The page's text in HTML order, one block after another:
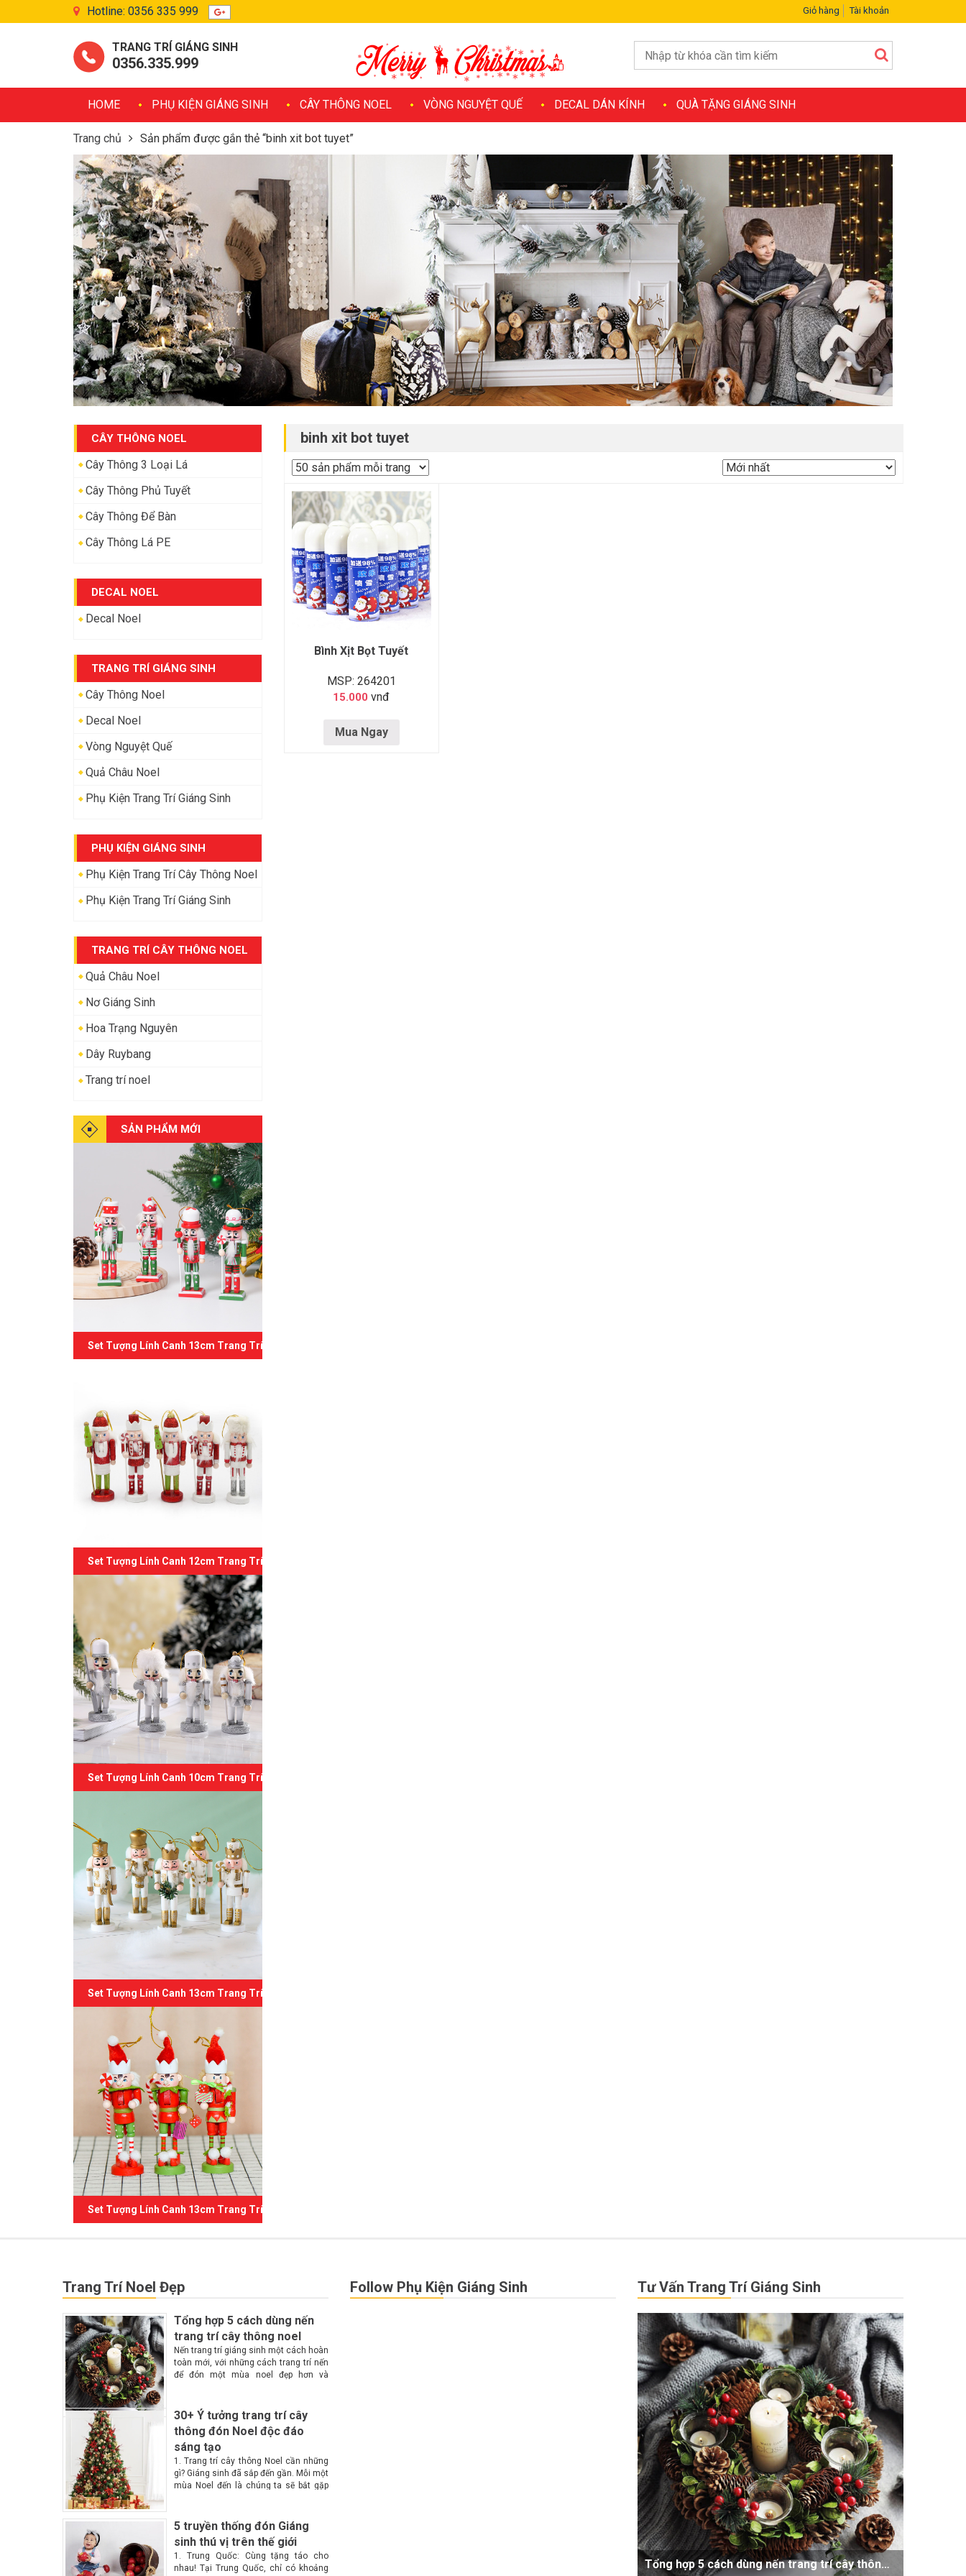
Hotline: 0356 335 999 Giỏ hàng Tài khoản
TRANG TRÍ GIÁNG SINH
0356.335.999
HOME PHỤ KIỆN GIÁNG SINH CÂY THÔNG NOEL VÒNG NGUYỆT QUẾ DECAL DÁN KÍNH QUÀ TẶNG GIÁNG SINH
Trang chủ Sản phẩm được gắn thẻ “binh xit bot tuyet”
CÂY THÔNG NOEL
Cây Thông 3 Loại Lá
Cây Thông Phủ Tuyết
Cây Thông Để Bàn
Cây Thông Lá PE
DECAL NOEL
Decal Noel
TRANG TRÍ GIÁNG SINH
Cây Thông Noel
Decal Noel
Vòng Nguyệt Quế
Quả Châu Noel
Phụ Kiện Trang Trí Giáng Sinh
PHỤ KIỆN GIÁNG SINH
Phụ Kiện Trang Trí Cây Thông Noel
Phụ Kiện Trang Trí Giáng Sinh
TRANG TRÍ CÂY THÔNG NOEL
Quả Châu Noel
Nơ Giáng Sinh
Hoa Trạng Nguyên
Dây Ruybang
Trang trí noel
SẢN PHẨM MỚI
Set Tượng Lính Canh 13cm Trang Trí Giáng Sinh 07
Set Tượng Lính Canh 12cm Trang Trí Giáng Sinh 06
Set Tượng Lính Canh 10cm Trang Trí Giáng Sinh 04
Set Tượng Lính Canh 13cm Trang Trí Giáng Sinh 03
Set Tượng Lính Canh 13cm Trang Trí Giáng Sinh 02
binh xit bot tuyet
Bình Xịt Bọt Tuyết
MSP: 264201
15.000 vnđ
Mua Ngay
Trang Trí Noel Đẹp
Tổng hợp 5 cách dùng nến
trang trí cây thông noel
Nến trang trí giáng sinh một cách hoàn
toàn mới, với những cách trang trí nến
để đón một mùa noel đẹp hơn và
với...
30+ Ý tưởng trang trí cây
thông đón Noel độc đáo
sáng tạo
1. Trang trí cây thông Noel cần những
gì? Giáng sinh đã sắp đến gần. Mỗi một
mùa Noel đến là chúng ta sẽ bắt gặp
5 truyền thống đón Giáng
sinh thú vị trên thế giới
1. Trung Quốc: Cùng tặng táo cho
nhau! Tại Trung Quốc, chỉ có khoảng
Follow Phụ Kiện Giáng Sinh Tư Vấn Trang Trí Giáng Sinh
Tổng hợp 5 cách dùng nến trang trí cây thông noel